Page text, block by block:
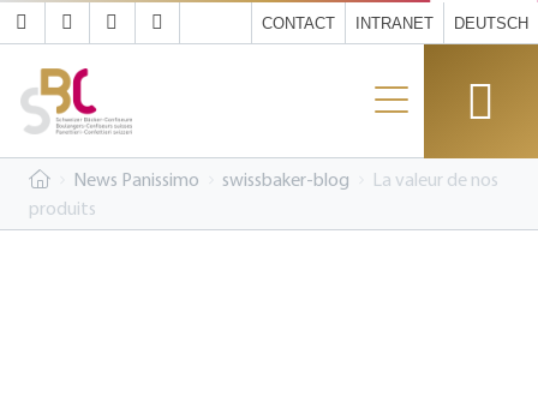
CONTACT INTRANET DEUTSCH
News Panissimo swissbaker-blog
La valeur de nos
produits